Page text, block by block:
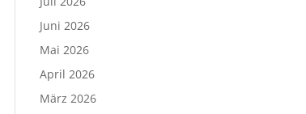
Juni 2026
Mai 2026
April 2026
März 2026